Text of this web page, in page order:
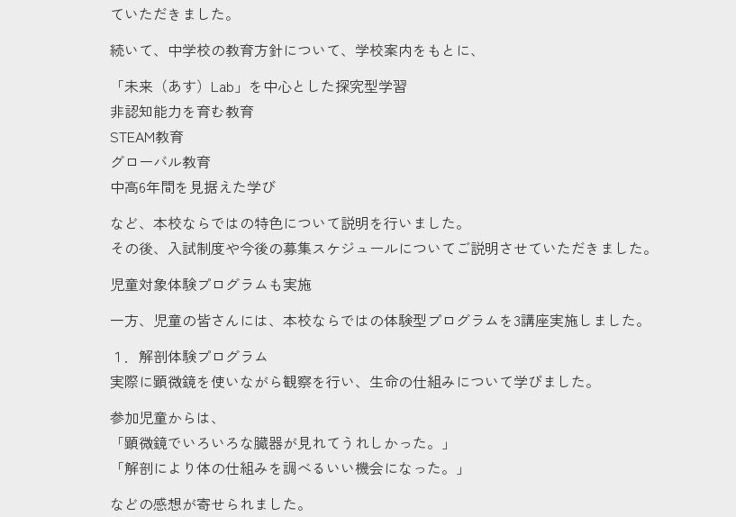
ていただきました。
続いて、中学校の教育方針について、学校案内をもとに、
「未来（あす）Lab」を中心とした探究型学習
非認知能力を育む教育
STEAM教育
グローバル教育
中高6年間を見据えた学び
など、本校ならではの特色について説明を行いました。
その後、入試制度や今後の募集スケジュールについてご説明させていただきました。
児童対象体験プログラムも実施
一方、児童の皆さんには、本校ならではの体験型プログラムを3講座実施しました。
１．解剖体験プログラム
実際に顕微鏡を使いながら観察を行い、生命の仕組みについて学びました。
参加児童からは、
「顕微鏡でいろいろな臓器が見れてうれしかった。」
「解剖により体の仕組みを調べるいい機会になった。」
などの感想が寄せられました。